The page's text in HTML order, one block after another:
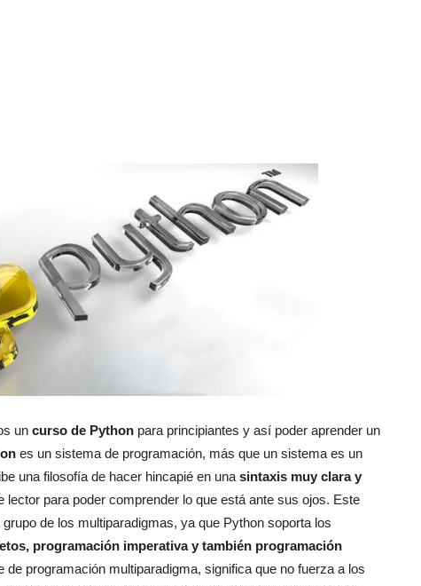
un curso de Python para principiantes y así poder aprender un
es un sistema de programación, más que un sistema es un
una filosofía de hacer hincapié en unasintaxis muy clara y
lector para poder comprender lo que está ante sus ojos. Este
de los multiparadigmas, ya que Python soporta los
programación imperativa y también programación
de programación multiparadigma, significa que no fuerza a los